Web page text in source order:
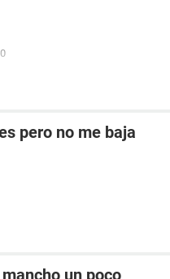
pero no me baja
un poco